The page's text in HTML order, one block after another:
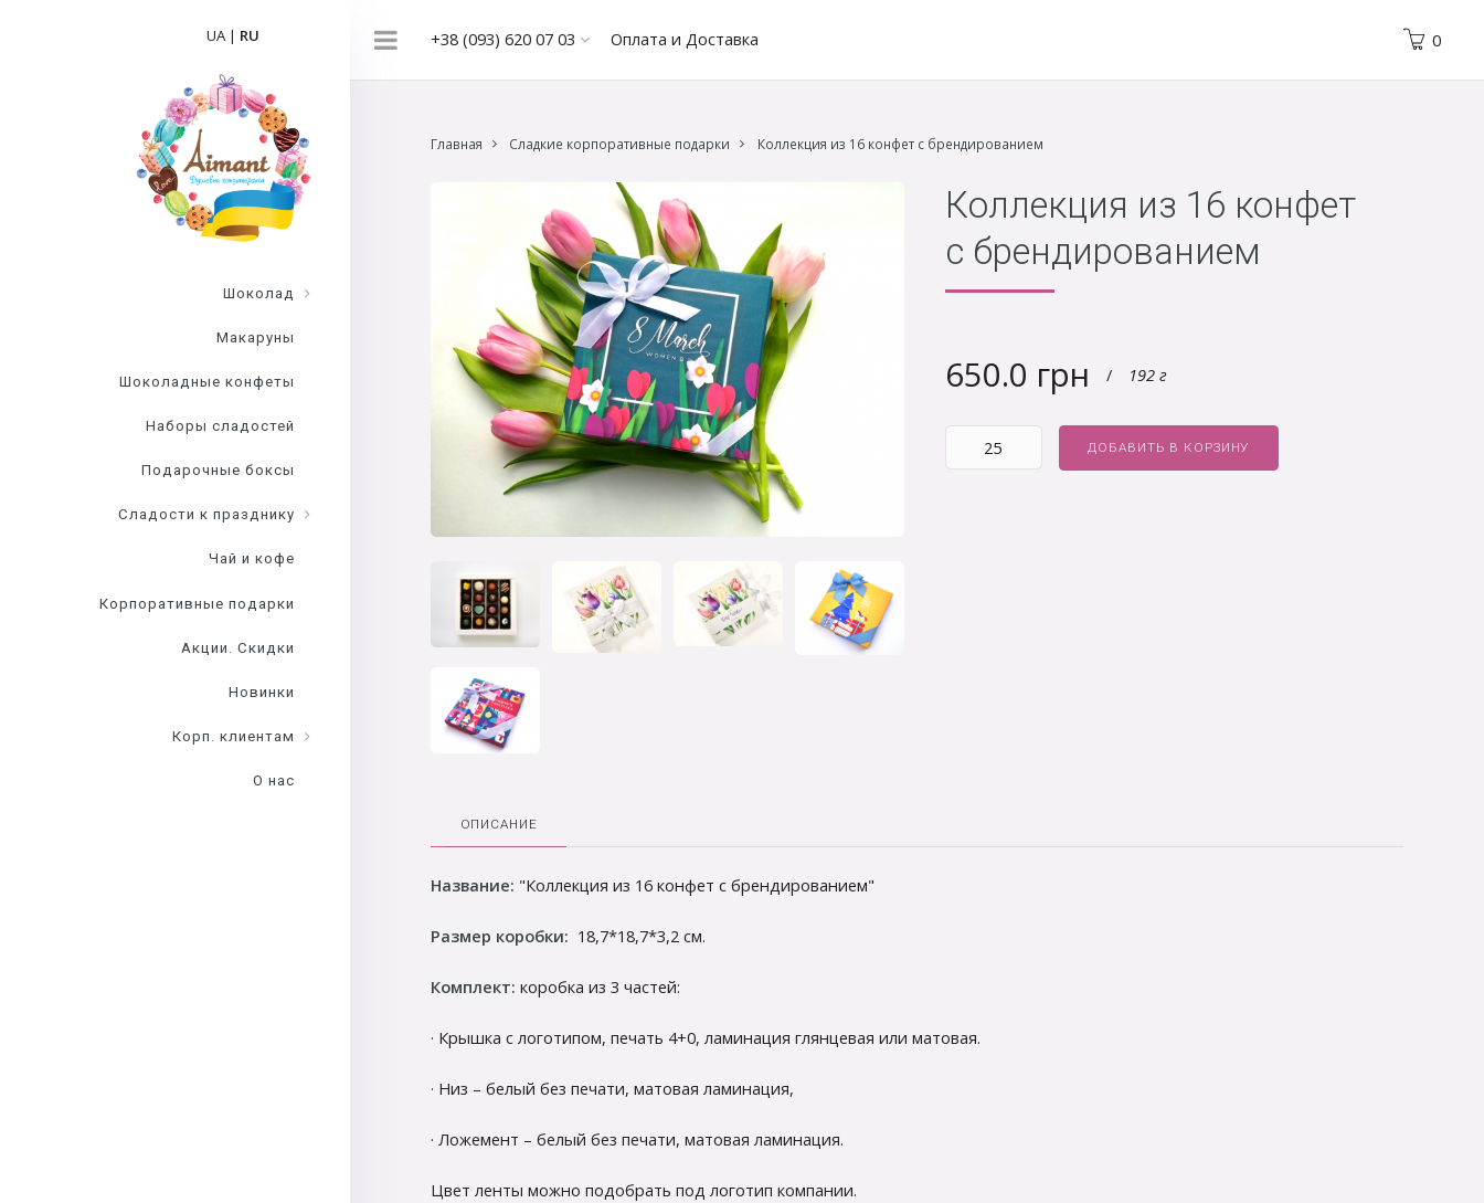
+38 (093) 620 07 03 Оплата и Доставка 0
Главная Сладкие корпоративные подарки Коллекция из 16 конфет с брендированием
Коллекция из 16 конфет
с брендированием
650.0 грн / 192 г
ДОБАВИТЬ В КОРЗИНУ
ОПИСАНИЕ
Название: "Коллекция из 16 конфет с брендированием"
Размер коробки: 18,7*18,7*3,2 см.
Комплект:коробка из 3 частей:
· Крышка с логотипом, печать 4+0, ламинация глянцевая или матовая.
· Низ – белый без печати, матовая ламинация,
· Ложемент – белый без печати, матовая ламинация.
Цвет ленты можно подобрать под логотип компании.
UA| RU
Шоколад
Макаруны
Шоколадные конфеты
Наборы сладостей
Подарочные боксы
Сладости к празднику
Чай и кофе
Корпоративные подарки
Акции. Скидки
Новинки
Корп. клиентам
О нас